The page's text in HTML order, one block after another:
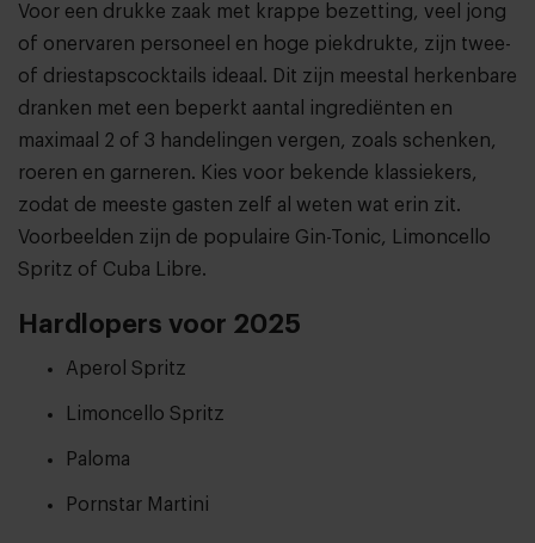
Voor een drukke zaak met krappe bezetting, veel jong
of onervaren personeel en hoge piekdrukte, zijn twee-
of driestapscocktails ideaal. Dit zijn meestal herkenbare
dranken met een beperkt aantal ingrediënten en
maximaal 2 of 3 handelingen vergen, zoals schenken,
roeren en garneren. Kies voor bekende klassiekers,
zodat de meeste gasten zelf al weten wat erin zit.
Voorbeelden zijn de populaire Gin-Tonic, Limoncello
Spritz of Cuba Libre.
Hardlopers voor 2025
Aperol Spritz
Limoncello Spritz
Paloma
Pornstar Martini